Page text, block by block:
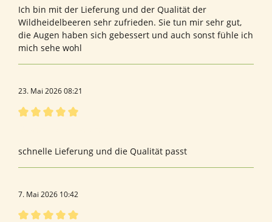
Ich bin mit der Lieferung und der Qualität der
Wildheidelbeeren sehr zufrieden. Sie tun mir sehr gut,
die Augen haben sich gebessert und auch sonst fühle ich
mich sehe wohl
23. Mai 2026 08:21
schnelle Lieferung und die Qualität passt
7. Mai 2026 10:42